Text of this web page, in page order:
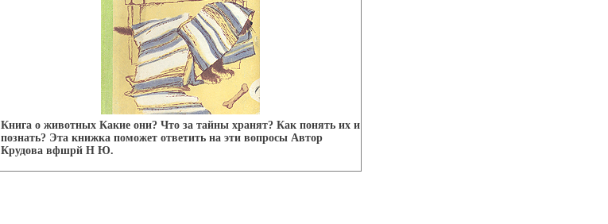
Книга о животных Какие они? Что за тайны хранят? Как понять их и
познать? Эта книжка поможет ответить на эти вопросы Автор
Крудова вфшрй Н Ю.